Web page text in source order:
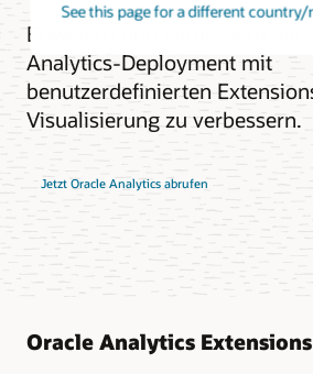
See this page for a different
Erweitern und verbessern Sie
Analytics-Deployment mit
benutzerdefinierten
Visualisierung zu verbessern.
Jetzt Oracle Analytics abrufen
Oracle Analytics Extensions